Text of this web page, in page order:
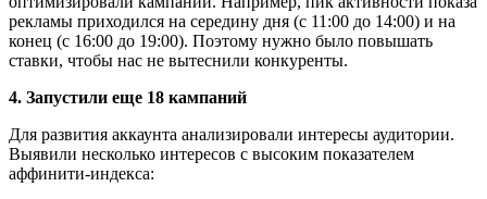
рекламы приходился на середину дня (с 11:00 до 14:00) и на
конец (с 16:00 до 19:00). Поэтому нужно было повышать
ставки, чтобы нас не вытеснили конкуренты.
4. Запустили еще 18 кампаний
Для развития аккаунта анализировали интересы аудитории.
Выявили несколько интересов с высоким показателем
аффинити-индекса: